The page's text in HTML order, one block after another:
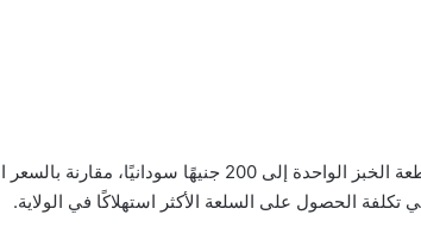
وبحسب مصادر محلية، فقد ارتفع سعر قطعة الخبز الواحدة إلى